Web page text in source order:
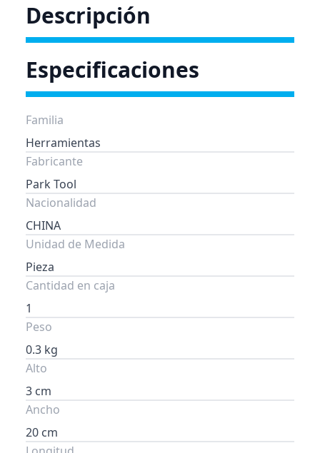
Descripción
Especificaciones
Familia
Herramientas
Fabricante
Park Tool
Nacionalidad
CHINA
Unidad de Medida
Pieza
Cantidad en caja
1
Peso
0.3 kg
Alto
3 cm
Ancho
20 cm